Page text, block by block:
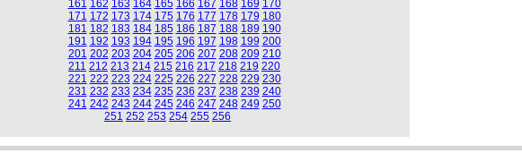
161 162 163 164 165 166 167 168 169 170
171 172 173 174 175 176 177 178 179 180
181 182 183 184 185 186 187 188 189 190
191 192 193 194 195 196 197 198 199 200
201 202 203 204 205 206 207 208 209 210
211 212 213 214 215 216 217 218 219 220
221 222 223 224 225 226 227 228 229 230
231 232 233 234 235 236 237 238 239 240
241 242 243 244 245 246 247 248 249 250
251 252 253 254 255 256